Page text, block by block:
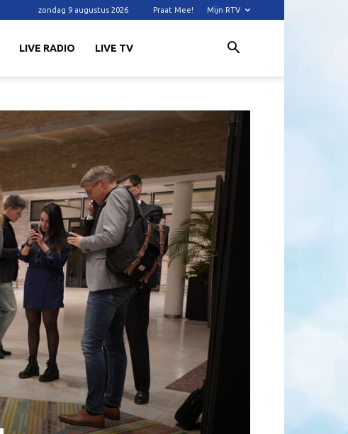
zondag 9 augustus 2026 Praat Mee! Mijn RTV
LIVE RADIO LIVE TV